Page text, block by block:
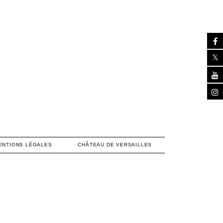
LÉGALES CHÂTEAU DE VERSAILLES